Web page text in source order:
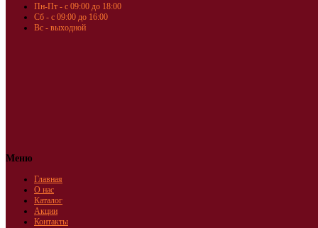
Пн-Пт - с 09:00 до 18:00
Сб - с 09:00 до 16:00
Вс - выходной
Меню
Главная
О нас
Каталог
Акции
Контакты